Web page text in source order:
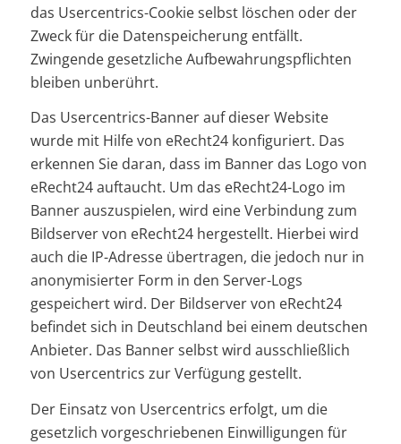
das Usercentrics-Cookie selbst löschen oder der
Zweck für die Datenspeicherung entfällt.
Zwingende gesetzliche Aufbewahrungspflichten
bleiben unberührt.
Das Usercentrics-Banner auf dieser Website
wurde mit Hilfe von eRecht24 konfiguriert. Das
erkennen Sie daran, dass im Banner das Logo von
eRecht24 auftaucht. Um das eRecht24-Logo im
Banner auszuspielen, wird eine Verbindung zum
Bildserver von eRecht24 hergestellt. Hierbei wird
auch die IP-Adresse übertragen, die jedoch nur in
anonymisierter Form in den Server-Logs
gespeichert wird. Der Bildserver von eRecht24
befindet sich in Deutschland bei einem deutschen
Anbieter. Das Banner selbst wird ausschließlich
von Usercentrics zur Verfügung gestellt.
Der Einsatz von Usercentrics erfolgt, um die
gesetzlich vorgeschriebenen Einwilligungen für